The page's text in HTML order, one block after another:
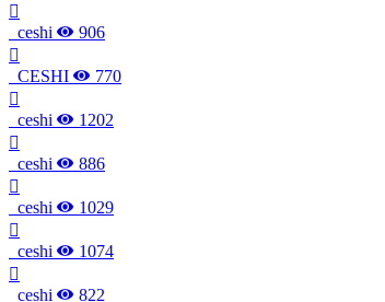
ceshi 906
CESHI 770
ceshi 1202
ceshi 886
ceshi 1029
ceshi 1074
ceshi 822